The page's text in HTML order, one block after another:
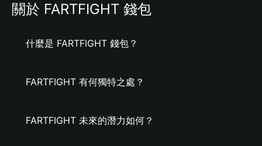
關於 FARTFIGHT 錢包
什麼是 FARTFIGHT 錢包？
FARTFIGHT 有何獨特之處？
FARTFIGHT 未來的潛力如何？